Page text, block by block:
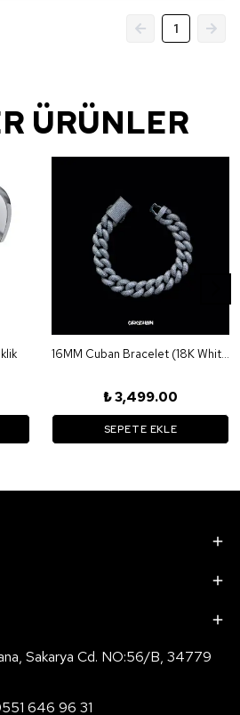
1
ÜRÜNLER
16MM Cuban Bracelet (18K White Gold Plated)
₺ 3,499.00
SEPETE EKLE
Sakarya Cd. NO:56/B, 34779
646 96 31